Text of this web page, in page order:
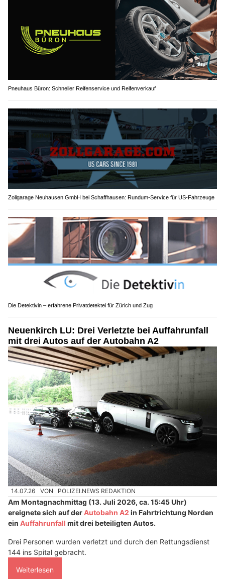
Pneuhaus Büron: Schneller Reifenservice und Reifenverkauf
Zollgarage Neuhausen GmbH bei Schaffhausen: Rundum-Service für US-Fahrzeuge
Die Detektivin – erfahrene Privatdetektei für Zürich und Zug
Neuenkirch LU: Drei Verletzte bei Auffahrunfall
mit drei Autos auf der Autobahn A2
14.07.26 VON POLIZEI.NEWS REDAKTION
Am Montagnachmittag (13. Juli 2026, ca. 15:45 Uhr)
ereignete sich auf derAutobahn A2 in Fahrtrichtung Norden
ein Auffahrunfall mit drei beteiligten Autos.
Drei Personen wurden verletzt und durch den Rettungsdienst
144 ins Spital gebracht.
Weiterlesen